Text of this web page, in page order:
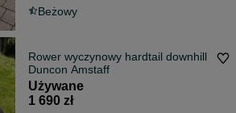
Beżowy
Rower wyczynowy hardtail downhill
Duncon Amstaff
Używane
1 690 zł